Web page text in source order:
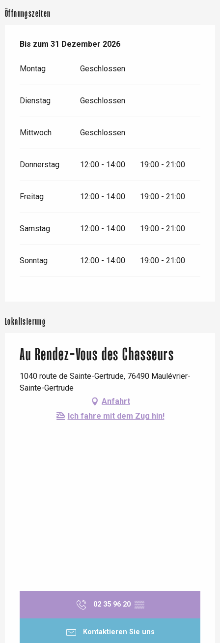
Öffnungszeiten
vom1 April 2026bis zum31 Dezember 2026
Bis zum 31 Dezember 2026
Montag Geschlossen
Dienstag Geschlossen
Mittwoch Geschlossen
Donnerstag 12:00 - 14:00 19:00 - 21:00
Freitag 12:00 - 14:00 19:00 - 21:00
Samstag 12:00 - 14:00 19:00 - 21:00
Sonntag 12:00 - 14:00 19:00 - 21:00
Lokalisierung
Au Rendez-Vous des Chasseurs
1040 route de Sainte-Gertrude, 76490 Maulévrier-
Sainte-Gertrude
Anfahrt
Ich fahre mit dem Zug hin!
02 35 96 20 ▒▒
Kontaktieren Sie uns